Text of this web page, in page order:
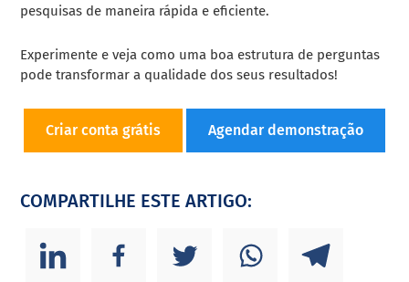
pesquisas de maneira rápida e eficiente.
Experimente e veja como uma boa estrutura de perguntas
pode transformar a qualidade dos seus resultados!
Criar conta grátis Agendar demonstração
COMPARTILHE ESTE ARTIGO: